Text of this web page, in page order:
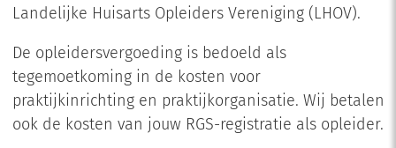
Landelijke Huisarts Opleiders Vereniging (LHOV).
De opleidersvergoeding is bedoeld als
tegemoetkoming in de kosten voor
praktijkinrichting en praktijkorganisatie. Wij betalen
ook de kosten van jouw RGS-registratie als opleider.